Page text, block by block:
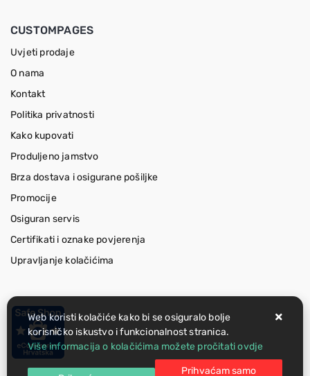
CUSTOMPAGES
Uvjeti prodaje
O nama
Kontakt
Politika privatnosti
Kako kupovati
Produljeno jamstvo
Brza dostava i osigurane pošiljke
Promocije
Osiguran servis
Certifikati i oznake povjerenja
Upravljanje kolačićima
Web koristi kolačiće kako bi se osiguralo bolje
korisničko iskustvo i funkcionalnost stranica.
Više informacija o kolačićima možete pročitati ovdje
Prihvaćam samo